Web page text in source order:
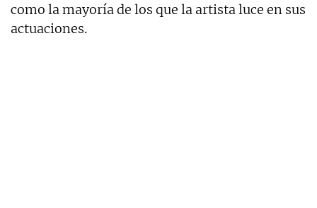
como la mayoría de los que la artista luce en sus
actuaciones.